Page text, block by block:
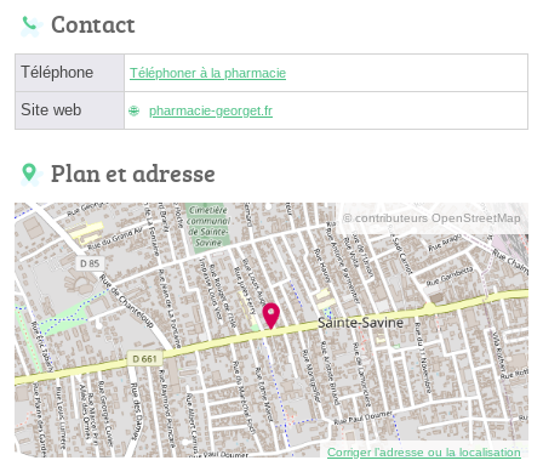
Contact
Téléphone Téléphoner à la pharmacie
Site web pharmacie-georget.fr
Plan et adresse
© contributeurs OpenStreetMap
Corriger l’adresse ou la localisation